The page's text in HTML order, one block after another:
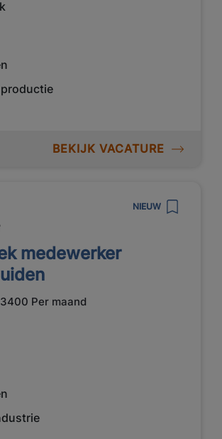
BEKIJK VACATURE
NIEUW
medewerker
Per maand